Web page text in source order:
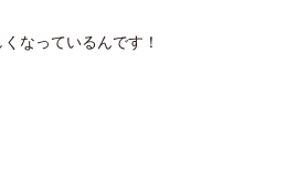
なっているんです！